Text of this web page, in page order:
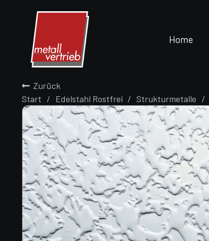
Home
Zurück
Start / Edelstahl Rostfrei / Strukturmetalle /